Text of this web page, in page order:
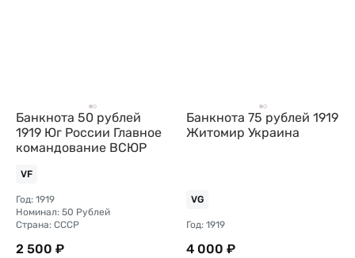
Банкнота 50 рублей
1919 Юг России Главное
командование ВСЮР
VF
Год: 1919
Номинал: 50 Рублей
Страна: СССР
2 500 ₽
Банкнота 75 рублей 1919
Житомир Украина
VG
Год: 1919
4 000 ₽